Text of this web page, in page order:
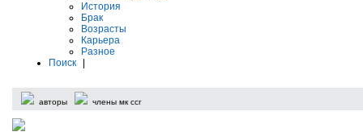
История
Брак
Возрасты
Карьера
Разное
Поиск
авторы члены мк ссг